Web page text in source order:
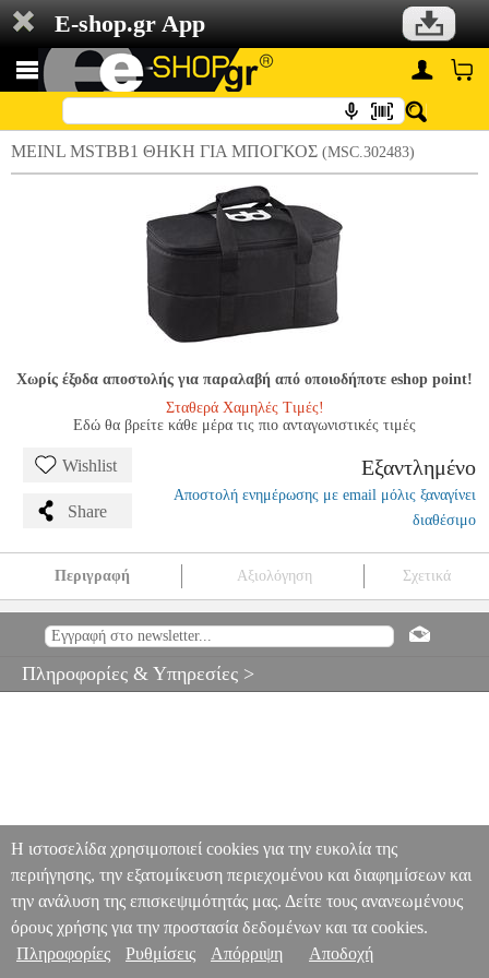
E-shop.gr App
MEINL MSTBB1 ΘΗΚΗ ΓΙΑ ΜΠΟΓΚΟΣ (MSC.302483)
Χωρίς έξοδα αποστολής για παραλαβή από οποιοδήποτε eshop point!
Σταθερά Χαμηλές Τιμές!
Εδώ θα βρείτε κάθε μέρα τις πιο ανταγωνιστικές τιμές
Wishlist
Share
Εξαντλημένο
Αποστολή ενημέρωσης με email μόλις ξαναγίνει
διαθέσιμο
Περιγραφή Αξιολόγηση Σχετικά
MSC.302483 MEINL PERCUSSION
MEINL PERCUSSION
ΜΠΟΓΚΟΣ
Πληροφορίες & Υπηρεσίες >
Η ιστοσελίδα χρησιμοποιεί cookies για την ευκολία της
περιήγησης, την εξατομίκευση περιεχομένου και διαφημίσεων και
την ανάλυση της επισκεψιμότητάς μας. Δείτε τους ανανεωμένους
όρους χρήσης για την προστασία δεδομένων και τα cookies.
Πληροφορίες
Ρυθμίσεις Απόρριψη Αποδοχή